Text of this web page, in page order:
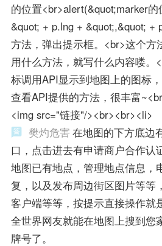
的位置<br>alert(&quot;marker的
&quot; + p.lng + &quot;,&quot;
方法，弹出提示框。<br>这个方
用什么方法，就写什么内容喽。
标调用API显示到地图上的图标
查看API提供的方法，很丰富
<img src="链接"/><br><br><li>
樊灼危害 在地图的下方底边
口，点击进去有申请商户合作认
地图已有地点，管理地点信息，
复，以及发布周边街区图片等等
客户端等等，按提示直接操作就
全世界网友就能在地图上搜到您
牌号了。